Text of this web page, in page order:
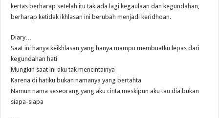
kertas berharap setelah itu tak ada lagi kegaulaan dan kegundahan,
berharap ketidak ikhlasan ini berubah menjadi keridhoan.
Diary…
Saat ini hanya keikhlasan yang hanya mampu membuatku lepas dari
kegundahan hati
Mungkin saat ini aku tak mencintainya
Karena di hatiku bukan namanya yang bertahta
Namun nama seseorang yang aku cinta meskipun aku tau dia bukan
siapa-siapa